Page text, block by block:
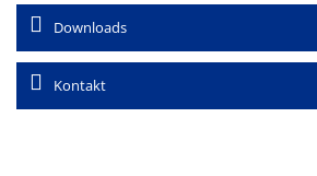
Downloads
Kontakt